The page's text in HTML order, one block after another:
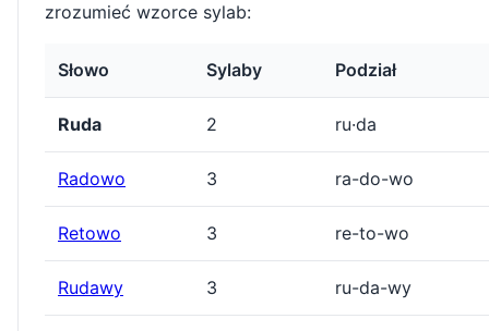
zrozumieć wzorce sylab:
Słowo Sylaby Podział
Ruda 2 ru·da
Radowo 3 ra-do-wo
Retowo 3 re-to-wo
Rudawy 3 ru-da-wy